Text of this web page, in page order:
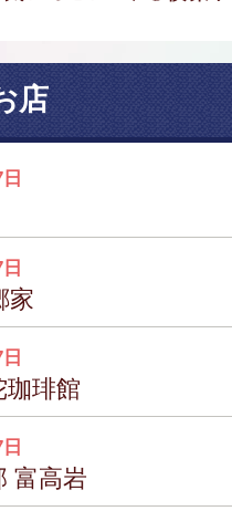
店
家
珈琲館
富高岩